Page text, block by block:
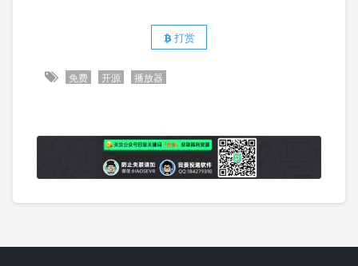
打赏
免费 开源 播放器